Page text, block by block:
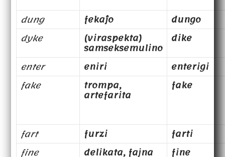
dung
fekaĵo
dungo
dyke
(viraspekta)
samseksemulino
dike
enter
eniri
enterigi
fake
trompa,
artefarita
fake
fart furzi
farti
fine
delikata, fajna fine